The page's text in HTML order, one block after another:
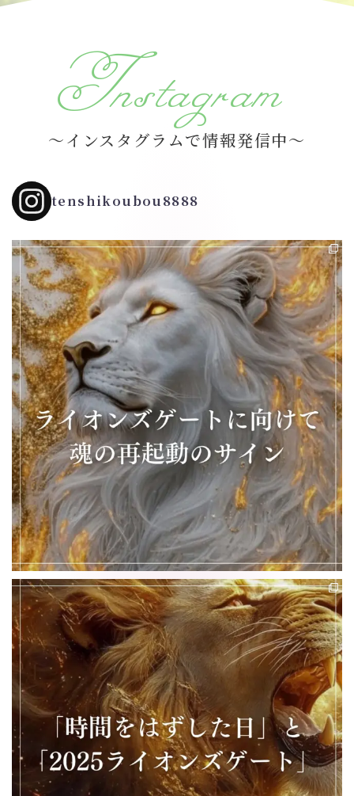
Instagram
～インスタグラムで情報発信中～
tenshikoubou8888